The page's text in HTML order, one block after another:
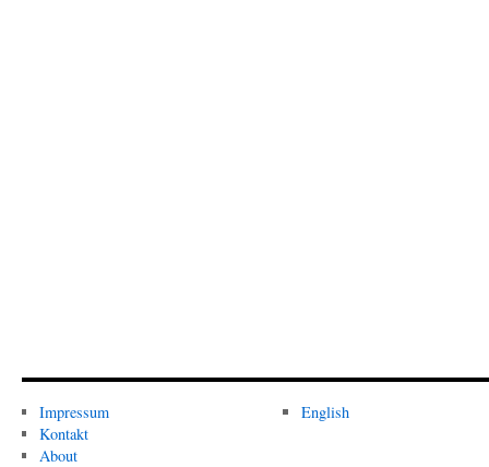
Impressum
Kontakt
About
English